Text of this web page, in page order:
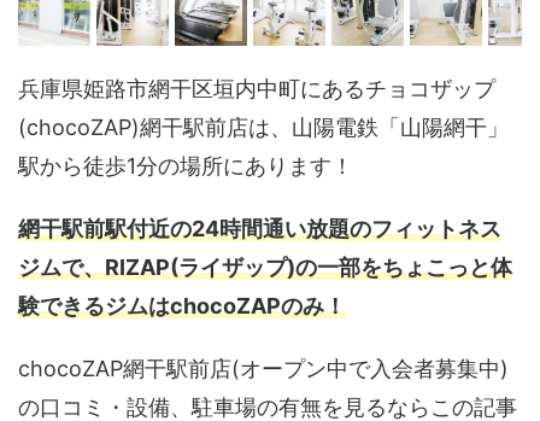
兵庫県姫路市網干区垣内中町にあるチョコザップ
(chocoZAP)網干駅前店は、山陽電鉄「山陽網干」
駅から徒歩1分の場所にあります！
網干駅前駅付近の24時間通い放題のフィットネス
ジムで、RIZAP(ライザップ)の一部をちょこっと体
験できるジムはchocoZAPのみ！
chocoZAP網干駅前店(オープン中で入会者募集中)
の口コミ・設備、駐車場の有無を見るならこの記事